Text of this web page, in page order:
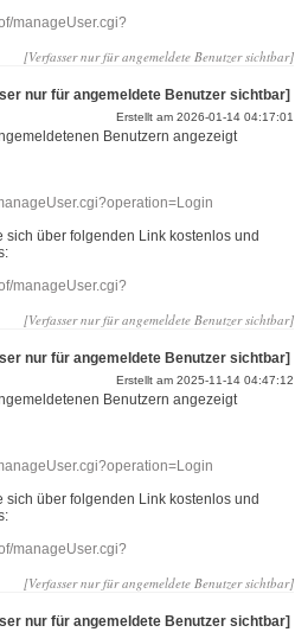
manageUser.cgi?
[Verfasser nur für angemeldete Benutzer sichtbar]
nur für angemeldete Benutzer sichtbar]
Erstellt am 2026-01-14 04:17:01
Benutzern angezeigt
über folgenden Link kostenlos und
manageUser.cgi?
[Verfasser nur für angemeldete Benutzer sichtbar]
nur für angemeldete Benutzer sichtbar]
Erstellt am 2025-11-14 04:47:12
Benutzern angezeigt
über folgenden Link kostenlos und
manageUser.cgi?
[Verfasser nur für angemeldete Benutzer sichtbar]
nur für angemeldete Benutzer sichtbar]